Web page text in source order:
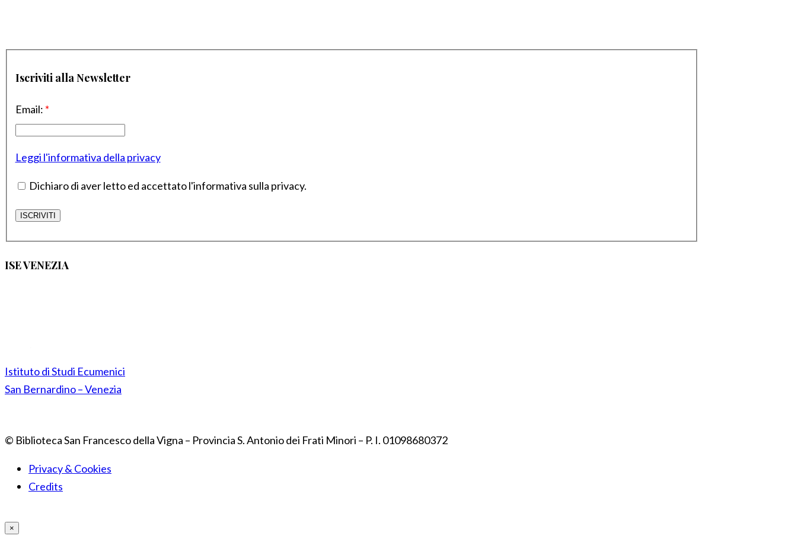
Iscriviti alla Newsletter
Email: *
Leggi l'informativa della privacy
Dichiaro di aver letto ed accettato l'informativa sulla privacy.
ISE VENEZIA
Istituto di Studi Ecumenici
San Bernardino – Venezia
© Biblioteca San Francesco della Vigna – Provincia S. Antonio dei Frati Minori – P. I. 01098680372
Privacy & Cookies
Credits
×